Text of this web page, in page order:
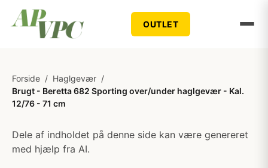
OUTLET
Forside / Haglgevær /
Brugt - Beretta 682 Sporting over/under haglgevær - Kal.
12/76 - 71 cm
Dele af indholdet på denne side kan være genereret
med hjælp fra AI.